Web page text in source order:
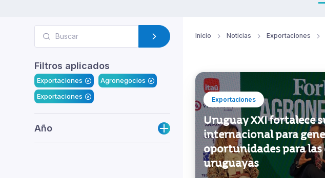
Filtros aplicados
Exportaciones
Agronegocios
Exportaciones
Año
Inicio Noticias Exportaciones
Exportaciones
Uruguay XXI fortalece
internacional para
oportunidades para las
uruguayas